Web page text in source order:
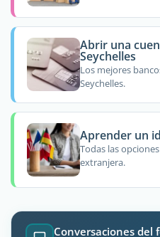
Abrir una
Seychelles
Los mejores
Seychelles.
Aprender un
Todas las
extranjera.
Conversaciones del